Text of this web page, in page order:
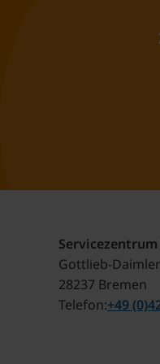
Gottlieb-
28237 Bremen
Telefon +49